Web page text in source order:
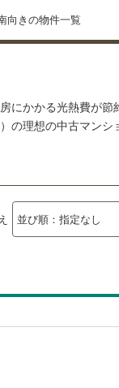
向きの物件一覧
にかかる光熱費が節
の理想の中古マンシ
千葉
三重
広島 山口
高知
本線(4)
線(46)
線(6)
線(0)
(2)
トロック（46）
間有人管理（2）
を見る
南西含む）
に入りリストを見
る
に入りリストを見
る